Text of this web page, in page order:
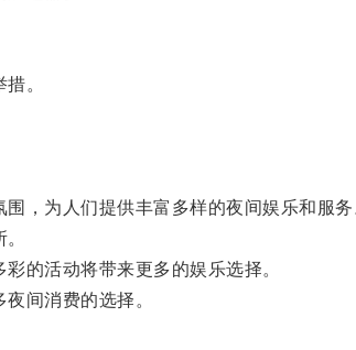
。
，为人们提供丰富多样的夜间娱乐和服
的活动将带来更多的娱乐选择。
间消费的选择。